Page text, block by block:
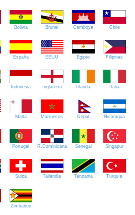
Bolivia Brunei Camboya Chile
España EEUU Egipto Filipinas
Indonesia Inglaterra Irlanda Italia
Malta Marruecos Nepal Nicaragua
Portugal R.Dominicana Senegal Singapur
Suiza Tailandia Tanzania Turquía
Zimbabue